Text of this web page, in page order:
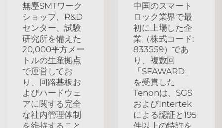
無塵SMTワーク
ショップ、R&D
センター、試験
研究所を備えた
20,000平方メー
トルの生産拠点
で運営してお
り、回路基板お
よびハードウェ
アに関する完全
な社内管理体制
を維持すること
中国のスマート
ロック業界で最
初に上場した企
業（株式コード:
833559）であ
り、複数回
「SFAWARD」
を受賞した
Tenonは、SGS
およびIntertek
による認証と195
件以上の特許を